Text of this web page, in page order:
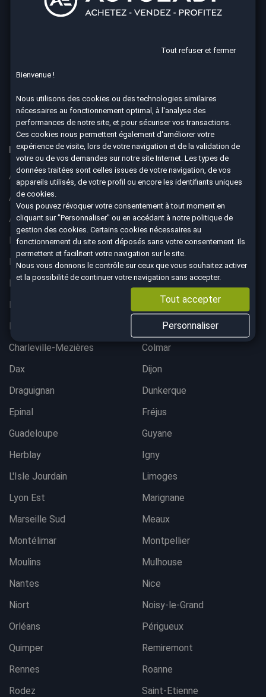
4.7
8590 avis Google
Nos 67 agences à votre service dans toute la France
Aix-en-Provence
Ajaccio
Albertville
Angoulême
Aurillac
Belfort
Bergerac
Besançon
Bordeaux lac
Bordeaux Mérignac
Bougival
Bourgoin-Jallieu
Brest
Brive-La-Gaillarde
Chalon-sur-Saône
Charleville-Mezières
Colmar
Dax
Dijon
Draguignan
Dunkerque
Epinal
Fréjus
Guadeloupe
Guyane
Herblay
Igny
L'Isle Jourdain
Limoges
Lyon Est
Marignane
Marseille Sud
Meaux
Montélimar
Montpellier
Moulins
Mulhouse
Nantes
Nice
Niort
Noisy-le-Grand
Orléans
Périgueux
Quimper
Remiremont
Rennes
Roanne
Rodez
Saint-Etienne
Tout refuser et fermer
Bienvenue !
Nous utilisons des cookies ou des technologies similaires
nécessaires au fonctionnement optimal, à l'analyse des
performances de notre site, et pour sécuriser vos transactions.
Ces cookies nous permettent également d'améliorer votre
expérience de visite, lors de votre navigation et de la validation de
votre ou de vos demandes sur notre site Internet. Les types de
données traitées sont celles issues de votre navigation, de vos
appareils utilisés, de votre profil ou encore les identifiants uniques
de cookies.
Vous pouvez révoquer votre consentement à tout moment en
cliquant sur "Personnaliser" ou en accédant à notrepolitique de
gestion des cookies . Certains cookies nécessaires au
fonctionnement du site sont déposés sans votre consentement. Ils
permettent et facilitent votre navigation sur le site.
Nous vous donnons le contrôle sur ceux que vous souhaitez activer
et la possibilité de continuer votre navigation sans accepter.
Tout accepter
Personnaliser